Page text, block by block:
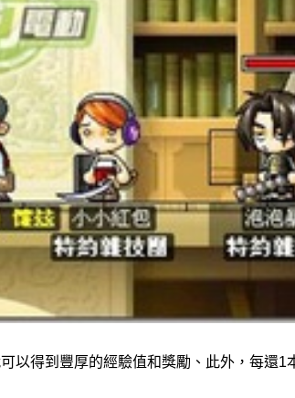
以得到豐厚的經驗值和獎勵、此外，每還1